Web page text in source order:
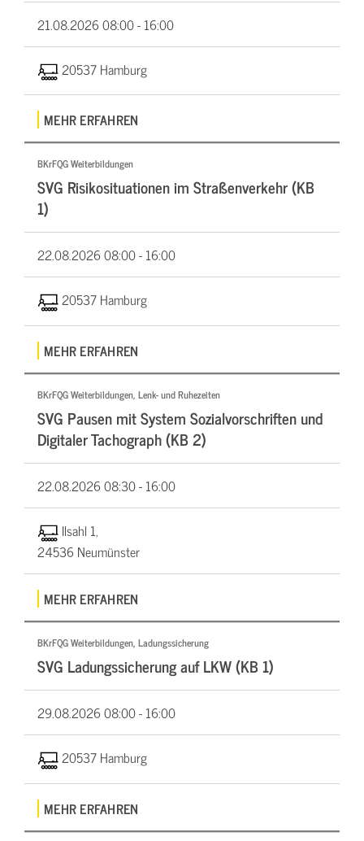
21.08.202608:00 - 16:00
20537 Hamburg
MEHR ERFAHREN
BKrFQG Weiterbildungen
SVG Risikosituationen im Straßenverkehr (KB
1)
22.08.202608:00 - 16:00
20537 Hamburg
MEHR ERFAHREN
BKrFQG Weiterbildungen, Lenk- und Ruhezeiten
SVG Pausen mit System Sozialvorschriften und
Digitaler Tachograph (KB 2)
22.08.202608:30 - 16:00
Ilsahl 1,
24536 Neumünster
MEHR ERFAHREN
BKrFQG Weiterbildungen, Ladungssicherung
SVG Ladungssicherung auf LKW (KB 1)
29.08.202608:00 - 16:00
20537 Hamburg
MEHR ERFAHREN